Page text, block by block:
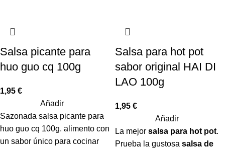
Salsa picante para
huo guo cq 100g
1,95 €
Añadir
Sazonada salsa picante para
huo guo cq 100g. alimento con
un sabor único para cocinar
Salsa para hot pot
sabor original HAI DI
LAO 100g
1,95 €
Añadir
La mejor salsa para hot pot.
Prueba la gustosa salsa de